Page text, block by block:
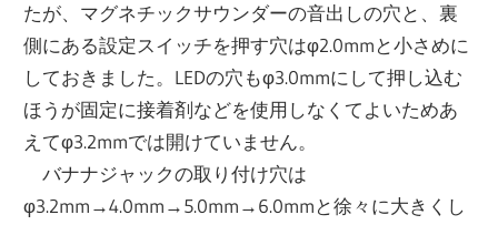
たが、マグネチックサウンダーの音出しの穴と、裏
側にある設定スイッチを押す穴はφ2.0mmと小さめに
しておきました。LEDの穴もφ3.0mmにして押し込む
ほうが固定に接着剤などを使用しなくてよいためあ
えてφ3.2mmでは開けていません。
バナナジャックの取り付け穴は
φ3.2mm→4.0mm→5.0mm→6.0mmと徐々に大きくし